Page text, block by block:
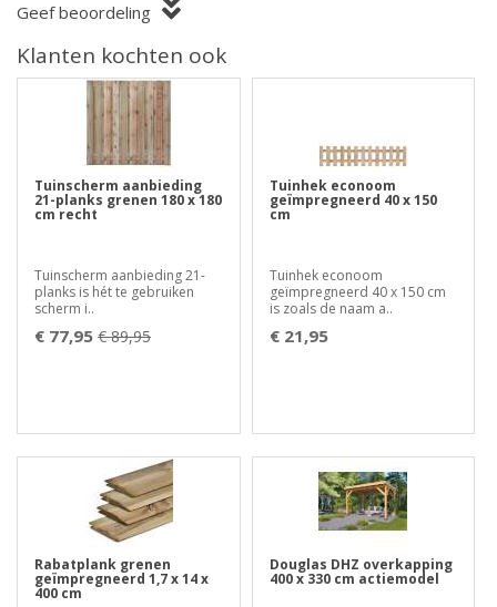
Geef beoordeling
Klanten kochten ook
Tuinscherm aanbieding
21-planks grenen 180 x 180
cm recht
Tuinscherm aanbieding 21-
planks is hét te gebruiken
scherm i..
€ 77,95 € 89,95
Tuinhek econoom
geïmpregneerd 40 x 150
cm
Tuinhek econoom
geïmpregneerd 40 x 150 cm
is zoals de naam a..
€ 21,95
Rabatplank grenen
geïmpregneerd 1,7 x 14 x
400 cm
Douglas DHZ overkapping
400 x 330 cm actiemodel